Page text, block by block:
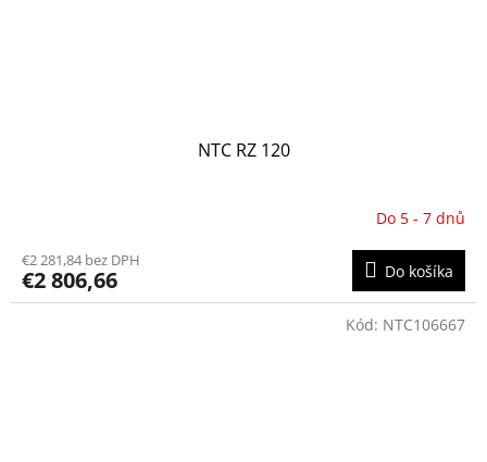
NTC RZ 120
Do 5 - 7 dnů
€2 281,84 bez DPH
€2 806,66 Do košíka
Kód: NTC106667